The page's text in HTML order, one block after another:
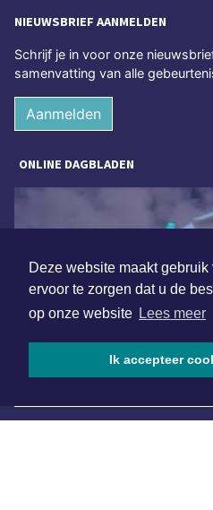
Deze website maakt
ervoor te zorgen dat u de
op onze website Lees meer
Ik accepteer
NIEUWSBRIEF AANMELDEN
Schrijf je in voor onze
samenvatting van alle
Aanmelden
ONLINE DAGBLADEN